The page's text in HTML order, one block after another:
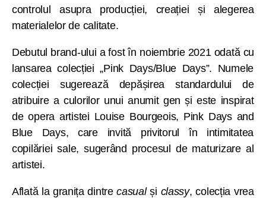
controlul asupra producției, creației și alegerea
materialelor de calitate.
Debutul brand-ului a fost în noiembrie 2021 odată cu
lansarea colecției „Pink Days/Blue Days”. Numele
colecției sugerează depășirea standardului de
atribuire a culorilor unui anumit gen și este inspirat
de opera artistei Louise Bourgeois, Pink Days and
Blue Days, care invită privitorul în intimitatea
copilăriei sale, sugerând procesul de maturizare al
artistei.
Aflată la granița dintrecasualși classy, colecția vrea